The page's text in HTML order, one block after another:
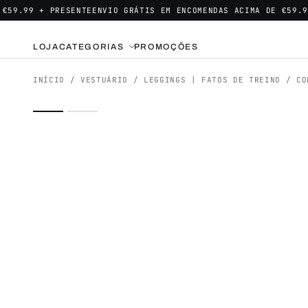
+ PRESENTEENVIO GRÁTIS EM ENCOMENDAS ACIMA DE €59.99 +
LOJACATEGORIAS PROMOÇÕES
INÍCIO / VESTUÁRIO / LEGGINGS | FATOS DE TREINO /
01 / 02